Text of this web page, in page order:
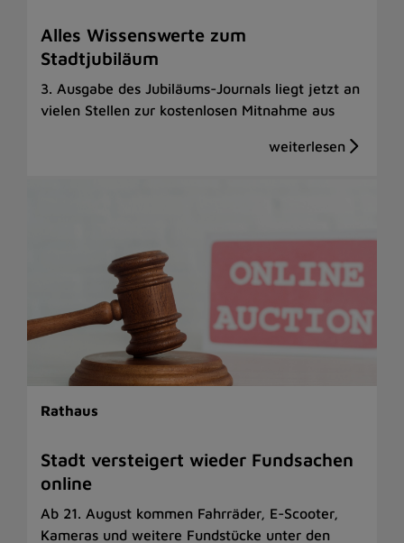
Alles Wissenswerte zum
Stadtjubiläum
3. Ausgabe des Jubiläums-Journals liegt jetzt an
vielen Stellen zur kostenlosen Mitnahme aus
Rathaus
Stadt versteigert wieder Fundsachen
online
Ab 21. August kommen Fahrräder, E-Scooter,
Kameras und weitere Fundstücke unter den